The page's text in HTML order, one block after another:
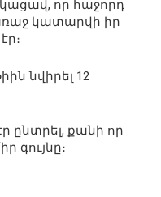
որ հաջորդ
կատարվի իր
նվիրել 12
ընտրել, քանի որ
գույնը։